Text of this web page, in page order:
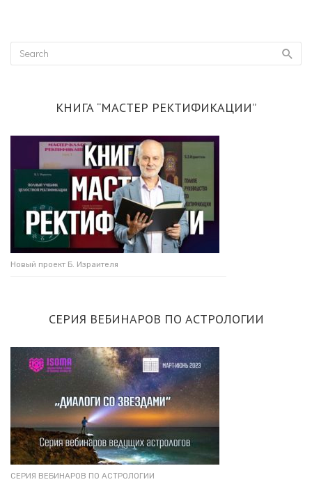
КНИГА “МАСТЕР РЕКТИФИКАЦИИ”
Новый проект Б. Израителя
СЕРИЯ ВЕБИНАРОВ ПО АСТРОЛОГИИ
СЕРИЯ ВЕБИНАРОВ ПО АСТРОЛОГИИ